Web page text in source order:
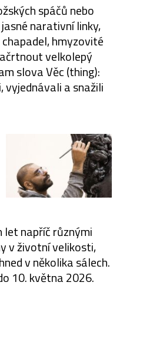
spáčů nebo
narativní linky,
hmyzovité
velkolepý
slova Věc (thing):
vyjednávali a snažili
let napříč různými
v životní velikosti,
v několika sálech.
10. května 2026.